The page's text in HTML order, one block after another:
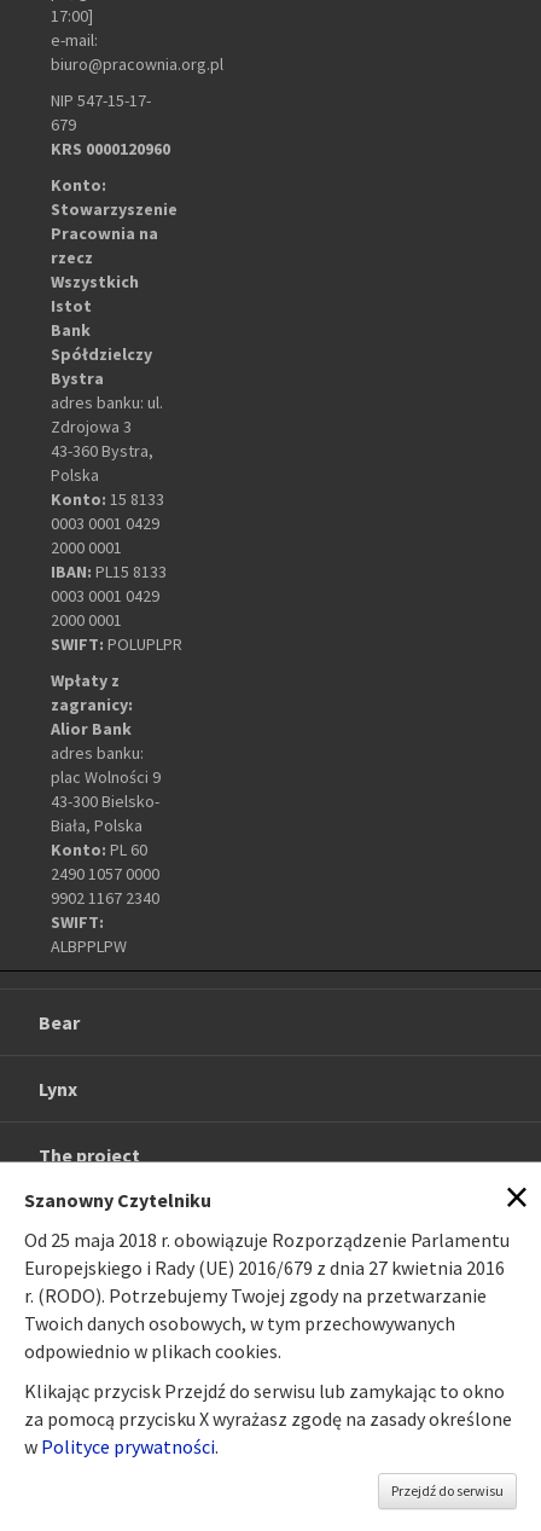
17:00]
e-mail:
biuro@pracownia.org.pl
NIP 547-15-17-
679
KRS 0000120960
Konto:
Stowarzyszenie
Pracownia na
rzecz
Wszystkich
Istot
Bank
Spółdzielczy
Bystra
adres banku: ul.
Zdrojowa 3
43-360 Bystra,
Polska
Konto: 15 8133
0003 0001 0429
2000 0001
IBAN: PL15 8133
0003 0001 0429
2000 0001
SWIFT: POLUPLPR
Wpłaty z
zagranicy:
Alior Bank
adres banku:
plac Wolności 9
43-300 Bielsko-
Biała, Polska
Konto: PL 60
2490 1057 0000
9902 1167 2340
SWIFT:
ALBPPLPW
Bear
Lynx
The project
Publications
Links
Contacts
×
Szanowny Czytelniku
Od 25 maja 2018 r. obowiązuje Rozporządzenie Parlamentu
Europejskiego i Rady (UE) 2016/679 z dnia 27 kwietnia 2016
r. (RODO). Potrzebujemy Twojej zgody na przetwarzanie
Twoich danych osobowych, w tym przechowywanych
odpowiednio w plikach cookies.
Klikając przycisk Przejdź do serwisu lub zamykając to okno
za pomocą przycisku X wyrażasz zgodę na zasady określone
w Polityce prywatności.
Przejdź do serwisu